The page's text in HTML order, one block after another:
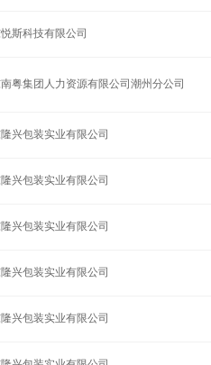
斯科技有限公司
粤集团人力资源有限公司潮州分公司
兴包装实业有限公司
兴包装实业有限公司
兴包装实业有限公司
兴包装实业有限公司
兴包装实业有限公司